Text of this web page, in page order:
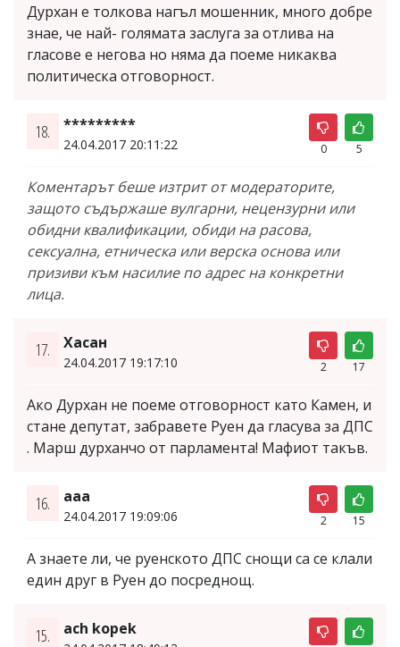
Дурхан е толкова нагъл мошенник, много добре
знае, че най- голямата заслуга за отлива на
гласове е негова но няма да поеме никаква
политическа отговорност.
18. *********
24.04.2017 20:11:22 0 5
Коментарът беше изтрит от модераторите,
защото съдържаше вулгарни, нецензурни или
обидни квалификации, обиди на расова,
сексуална, етническа или верска основа или
призиви към насилие по адрес на конкретни
лица.
17. Хасан
24.04.2017 19:17:10 2 17
Ако Дурхан не поеме отговорност като Камен, и
стане депутат, забравете Руен да гласува за ДПС
. Марш дурханчо от парламента! Мафиот такъв.
16. aaa
24.04.2017 19:09:06 2 15
А знаете ли, че руенското ДПС снощи са се клали
един друг в Руен до посреднощ.
15. ach kopek